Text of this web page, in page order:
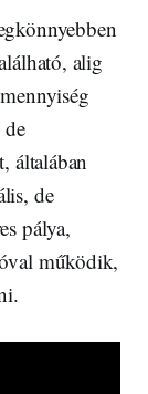
alig
általában
de
pálya,
működik,